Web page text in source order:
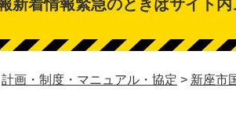
検
索
新着情報緊急のときはサイト内
計画・制度・マニュアル・協定 > 新座市